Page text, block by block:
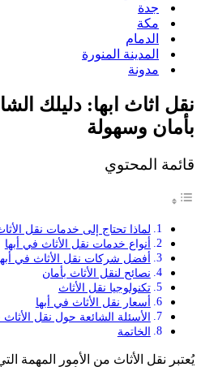
جدة
مكة
الدمام
المدينة المنورة
مدونة
نقل اثاث ابها: دليلك
بأمان وسهولة
قائمة المحتوي
لماذا تحتاج إلى خدمات نقل
أنواع خدمات نقل الأثاث في أبها
أفضل شركات نقل الأثاث في
نصائح لنقل الأثاث بأمان
تكنولوجيا نقل الأثاث
أسعار نقل الأثاث في أبها
الأسئلة الشائعة حول نقل الأثاث
الخاتمة
يُعتبر نقل الأثاث من الأمور المهمة